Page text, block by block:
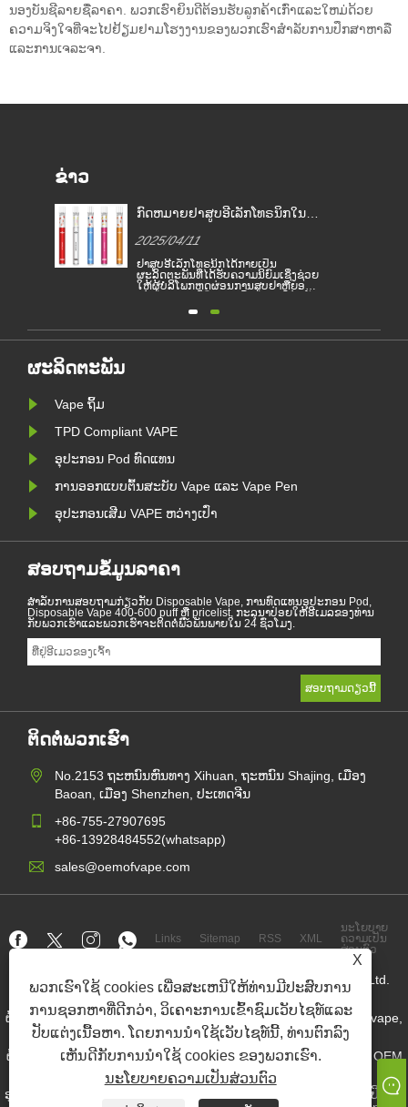
ນອງບັນຊີລາຍຊື່ລາຄາ. ພວກເຮົາຍິນດີຕ້ອນຮັບລູກຄ້າເກົ່າແລະໃຫມ່ດ້ວຍ
ຄວາມຈິງໃຈທີ່ຈະໄປຢ້ຽມຢາມໂຮງງານຂອງພວກເຮົາສໍາລັບການປຶກສາຫາລື
ແລະການເຈລະຈາ.
X
ພວກເຮົາໃຊ້ cookies ເພື່ອສະເຫນີໃຫ້ທ່ານມີປະສົບການ
ການຊອກຫາທີ່ດີກວ່າ, ວິເຄາະການເຂົ້າຊົມເວັບໄຊທ໌ແລະ
ປັບແຕ່ງເນື້ອຫາ. ໂດຍການນໍາໃຊ້ເວັບໄຊທ໌ນີ້, ທ່ານຕົກລົງ
ເຫັນດີກັບການນໍາໃຊ້ cookies ຂອງພວກເຮົາ.
ນະໂຍບາຍຄວາມເປັນສ່ວນຕົວ
ຂ່າວ
ນ
ກົດຫມາຍຢາສູບອີເລັກໂທຣນິກໃນ
2025/04/11
ຢາສູບອີເລັກໂທຣນິກໄດ້ກາຍເປັນ
ຜະລິດຕະພັນທີ່ໄດ້ຮັບຄວາມນິຍົມເຊິ່ງຊ່ວຍ
ໃຫ້ຜູ້ບໍລິໂພກຫຼຸດຜ່ອນການສູບຢາຫຼືຍອມ
ກົດຫມາຍແລະລະບຽບການຂອງຢາສູບ
ຍິ່ງໄປກວ່ານັ້ນ, ມີບາງປະເທດແລະເຂດ
ໃດຫນຶ່ງໄດ້ຫ້າມຜະລິດຕະພັນອາຍພິດ.
ຜະລິດຕະພັນ
Vape ຖິ້ມ
TPD Compliant VAPE
ອຸປະກອນ Pod ທົດແທນ
ການອອກແບບຕົ້ນສະບັບ Vape ແລະ Vape Pen
ອຸປະກອນເສີມ VAPE ຫວ່າງເປົ່າ
ສອບຖາມຂໍ້ມູນລາຄາ
ສໍາ​ລັບ​ການ​ສອບ​ຖາມ​ກ່ຽວ​ກັບ Disposable Vape, ການ​ທົດ​ແທນ​ອຸ​ປະ​ກອນ Pod,
Disposable Vape 400-600 puff ຫຼື pricelist, ກະ​ລຸ​ນາ​ປ່ອຍ​ໃຫ້​ອີ​ເມລ​ຂອງ​ທ່ານ​
ກັບ​ພວກ​ເຮົາ​ແລະ​ພວກ​ເຮົາ​ຈະ​ຕິດ​ຕໍ່​ພົວ​ພັນ​ພາຍ​ໃນ 24 ຊົ່ວ​ໂມງ.
ຕິດຕໍ່ພວກເຮົາ
No.2153 ຖະຫນົນຫົນທາງ Xihuan, ຖະຫນົນ Shajing, ເມືອງ
Baoan, ເມືອງ Shenzhen, ປະເທດຈີນ
+86-755-27907695
+86-13928484552(whatsapp)
sales@oemofvape.com
Links Sitemap RSS XML
ນະໂຍບາຍ
ຄວາມເປັນ
ສ່ວນຕົວ
ລິຂະສິດ© 2022 ເຄື່ອງຫມາຍຄວາມຖືກຕ້ອງຂອງເຕັກໂນໂລຢີ Aplus, Ltd.
ທິການ.
ຜູ້ຜະລິດລົດເຂັນຂອງຈີນ, ອຸປະກອນ POD POD, Vape Dispose, Oem vape,
ຢາສູບອີເລັກໂທຣນິກ
ຜູ້ຂາຍເຄື່ອງສົ່ງຕົ້ນໄມ້ Nicotine, ຜູ້ສະຫນອງກະເປົາ Nicotine, ໂຮງງານ OEM
Nicotine Pouch
ອຸປະກອນ POD ທີ່ຫລອມໂລຫະ, ອຸປະກອນ POD, ອຸປະກອນ POD ປິດ, ເປີດຊຸດ